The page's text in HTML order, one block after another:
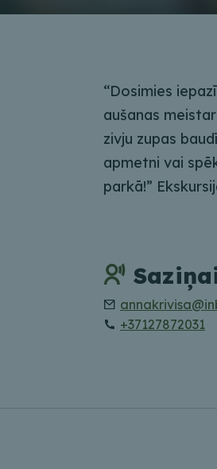
“Dosimies
aušanas
zivju zupas
apmetni vai
parkā!”
+37127872031